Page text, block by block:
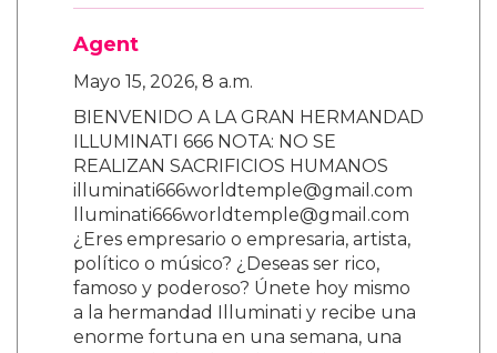
Agent
Mayo 15, 2026, 8 a.m.
BIENVENIDO A LA GRAN HERMANDAD
ILLUMINATI 666 NOTA: NO SE
REALIZAN SACRIFICIOS HUMANOS
illuminati666worldtemple@gmail.com
lluminati666worldtemple@gmail.com
¿Eres empresario o empresaria, artista,
político o músico? ¿Deseas ser rico,
famoso y poderoso? Únete hoy mismo
a la hermandad Illuminati y recibe una
enorme fortuna en una semana, una